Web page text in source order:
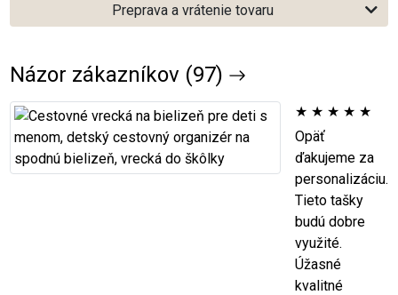
Preprava a vrátenie tovaru
Názor zákazníkov (97)
★ ★ ★ ★ ★
Opäť
ďakujeme za
personalizáciu.
Tieto tašky
budú dobre
využité.
Úžasné
kvalitné